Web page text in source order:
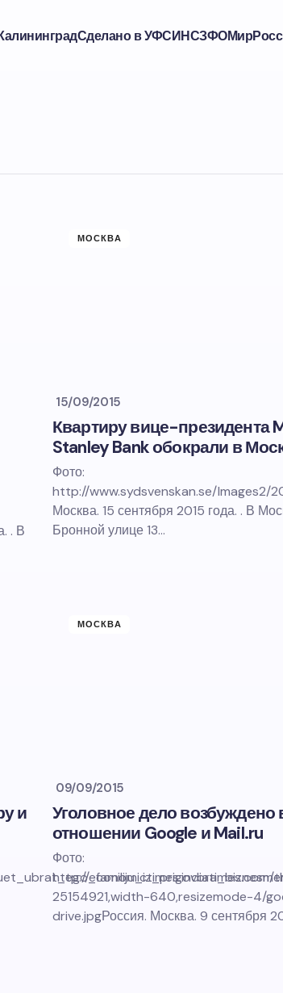
Сделано в УФСИНСЗФОМир
. В
МОСКВА
15/09/2015
Квартиру вице-президента
Stanley Bank обокрали в
Фото:
http://www.sydsvenskan.se/Images2/
Москва. 15 сентября 2015 года. . В
Бронной улице 13…
и
МОСКВА
09/09/2015
Уголовное дело возбуждено
отношении Google и Mail.ru
Фото:
http://economictimes.indiatimes.com/
25154921,width-640,resizemode-4/
drive.jpgРоссия. Москва. 9 сентября